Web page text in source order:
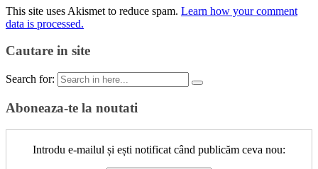
This site uses Akismet to reduce spam. Learn how your comment
data is processed.
Cautare in site
Search for:
Aboneaza-te la noutati
Introdu e-mailul și ești notificat când publicăm ceva nou: